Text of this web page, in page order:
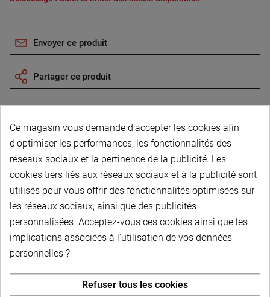
Envoyer ce produit
Partager ce produit
Couple conique - Module 3 - Rapport 1/4 - 16/64
dents - Nylon 6÷30% FV - DESTOCK
Description du produit
Ce magasin vous demande d'accepter les cookies afin
d'optimiser les performances, les fonctionnalités des
réseaux sociaux et la pertinence de la publicité. Les
cookies tiers liés aux réseaux sociaux et à la publicité sont
utilisés pour vous offrir des fonctionnalités optimisées sur
les réseaux sociaux, ainsi que des publicités
personnalisées. Acceptez-vous ces cookies ainsi que les
implications associées à l'utilisation de vos données
personnelles ?
Refuser tous les cookies